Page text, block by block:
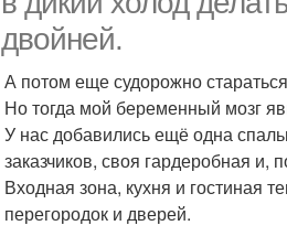
двойней.
А потом еще судорожно
Но тогда мой беременный мозг
У нас добавились ещё одна
заказчиков, своя гардеробная
Входная зона, кухня и гостиная
перегородок и дверей.